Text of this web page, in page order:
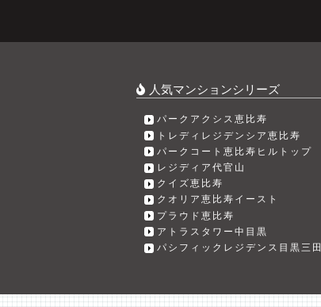
人気マンションシリーズ
パークアクシス恵比寿
トレディレジデンシア恵比寿
パークコート恵比寿ヒルトップ
レジディア代官山
クイズ恵比寿
クオリア恵比寿イースト
プラウド恵比寿
アトラスタワー中目黒
パシフィックレジデンス目黒三田